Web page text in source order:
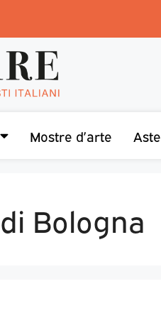
Mostre d’arte Aste
Bologna